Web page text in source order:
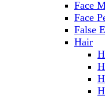
Face
Face
False
Hair